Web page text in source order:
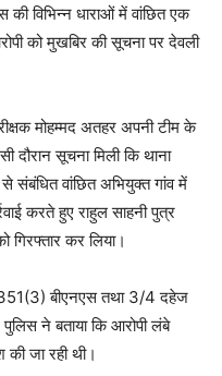
विभिन्न धाराओं में वांछित एक
को मुखबिर की सूचना पर देवली
मोहम्मद अतहर अपनी टीम के
दौरान सूचना मिली कि थाना
संबंधित वांछित अभियुक्त गांव में
करते हुए राहुल साहनी पुत्र
गिरफ्तार कर लिया।
351(3) बीएनएस तथा 3/4 दहेज
ने बताया कि आरोपी लंबे
जा रही थी।